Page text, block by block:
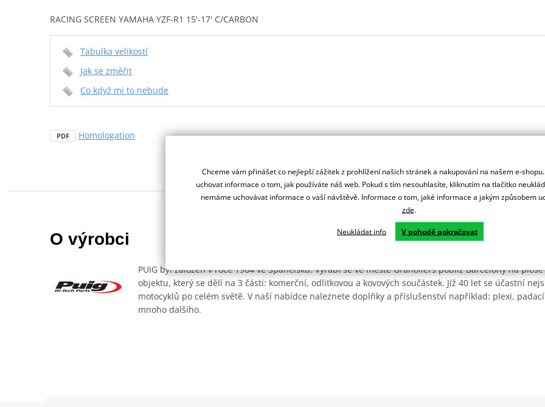
RACING SCREEN YAMAHA YZF-R1 15'-17' C/CARBON
Tabulka velikostí
Jak se změřit
Co když mi to nebude
PDF Homologation
O výrobci
PUIG byl založen v roce 1964 ve Španělsku. Vyrábí se ve městě Granollers poblíž Barcelony na ploše
objektu, který se dělí na 3 části: komerční, odlitkovou a kovových součástek. Již 40 let se účastní
motocyklů po celém světě. V naší nabídce naleznete doplňky a příslušenství například: plexi,
mnoho dalšího.
Chceme vám přinášet co nejlepší zážitek z prohlížení našich stránek a nakupování na našem e-
uchovat informace o tom, jak používáte náš web. Pokud s tím nesouhlasíte, kliknutím na tlačítko
nemáme uchovávat informace o vaší návštěvě. Informace o tom, jaké informace a jakým způsobem
zde.
Neukládat info V pohodě pokračovat